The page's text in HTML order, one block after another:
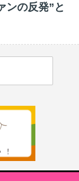
ンの反発”と